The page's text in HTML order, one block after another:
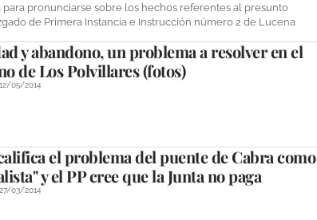
pronunciarse sobre los hechos referentes al presunto
de Primera Instancia e Instrucción número 2 de Lucena
y abandono, un problema a resolver en el
de Los Polvillares (fotos)
05/2014
el problema del puente de Cabra como
y el PP cree que la Junta no paga
03/2014